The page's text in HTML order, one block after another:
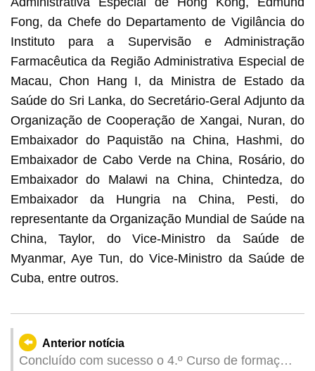
Fong, da Chefe do Departamento de Vigilância do
Instituto para a Supervisão e Administração
Farmacêutica da Região Administrativa Especial de
Macau, Chon Hang I, da Ministra de Estado da
Saúde do Sri Lanka, do Secretário-Geral Adjunto da
Organização de Cooperação de Xangai, Nuran, do
Embaixador do Paquistão na China, Hashmi, do
Embaixador de Cabo Verde na China, Rosário, do
Embaixador do Malawi na China, Chintedza, do
Embaixador da Hungria na China, Pesti, do
representante da Organização Mundial de Saúde na
China, Taylor, do Vice-Ministro da Saúde de
Myanmar, Aye Tun, do Vice-Ministro da Saúde de
Cuba, entre outros.
Anterior notícia
Concluído com sucesso o 4.º Curso de formação